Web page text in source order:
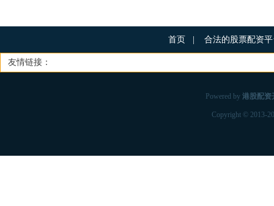
首页 合法的股票配资
友情链接：
Powered by 港股配资
Copyright © 2013-